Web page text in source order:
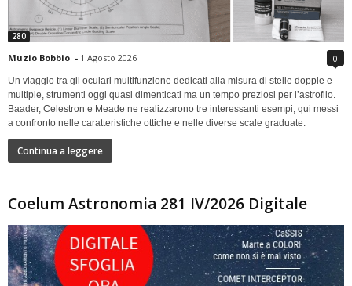
280
Muzio Bobbio - 1 Agosto 2026 0
Un viaggio tra gli oculari multifunzione dedicati alla misura di stelle doppie e
multiple, strumenti oggi quasi dimenticati ma un tempo preziosi per l’astrofilo.
Baader, Celestron e Meade ne realizzarono tre interessanti esempi, qui messi
a confronto nelle caratteristiche ottiche e nelle diverse scale graduate.
Continua a leggere
Coelum Astronomia 281 IV/2026 Digitale